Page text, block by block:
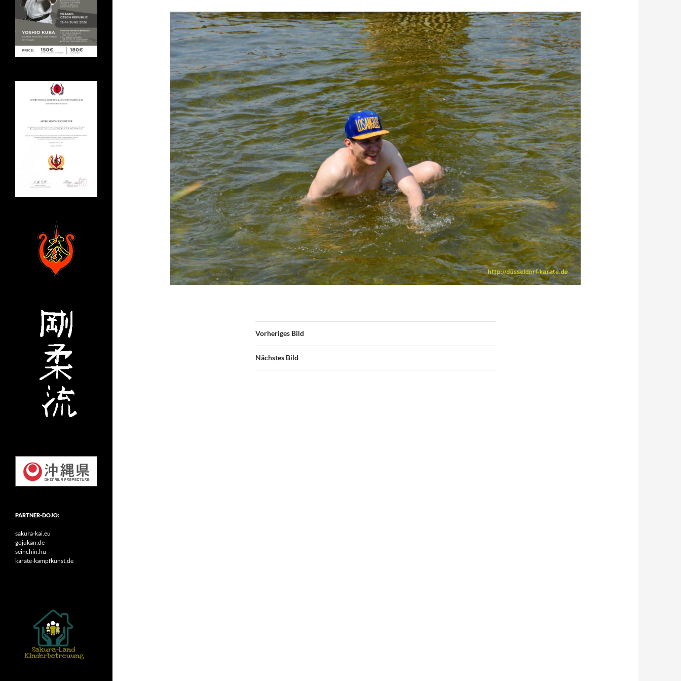
Vorheriges Bild
Nächstes Bild
PARTNER-DOJO:
sakura-kai.eu
gojukan.de
seinchin.hu
karate-kampfkunst.de